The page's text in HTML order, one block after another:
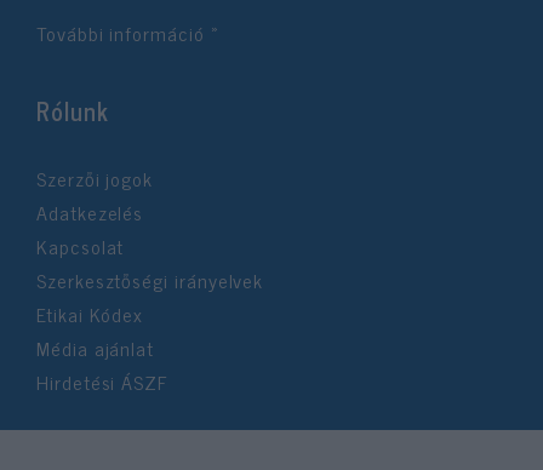
További információ »
Rólunk
Szerzői jogok
Adatkezelés
Kapcsolat
Szerkesztőségi irányelvek
Etikai Kódex
Média ajánlat
Hirdetési ÁSZF